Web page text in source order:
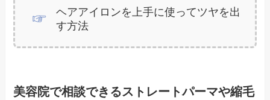
ヘアアイロンを上手に使ってツヤを出
す方法
美容院で相談できるストレートパーマや縮毛